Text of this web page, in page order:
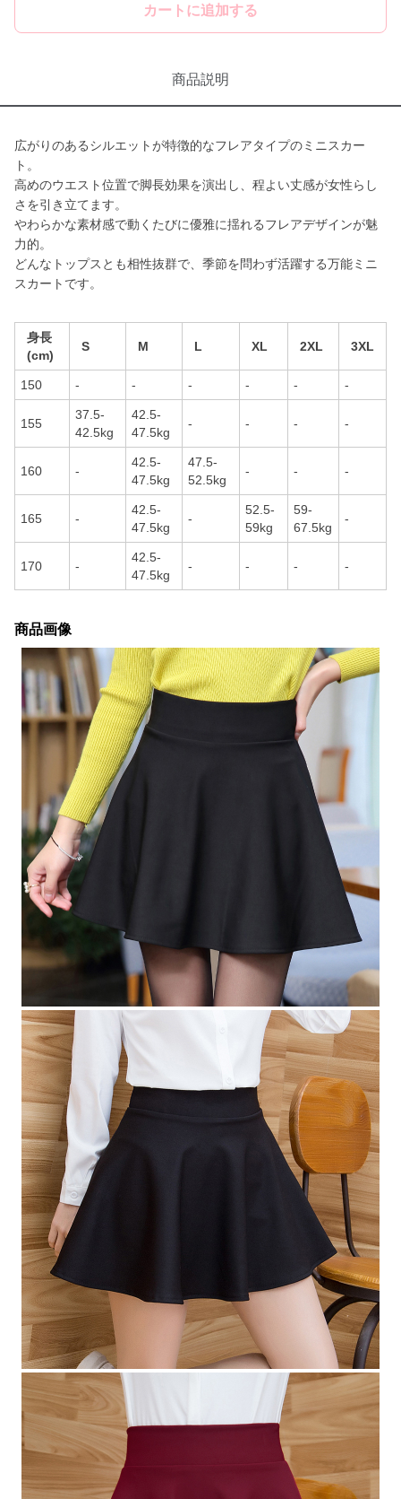
カートに追加する
商品説明
広がりのあるシルエットが特徴的なフレアタイプのミニスカー
ト。
高めのウエスト位置で脚長効果を演出し、程よい丈感が女性らし
さを引き立てます。
やわらかな素材感で動くたびに優雅に揺れるフレアデザインが魅
力的。
どんなトップスとも相性抜群で、季節を問わず活躍する万能ミニ
スカートです。
身長
(cm)
S M L XL 2XL 3XL
150 - - - - - -
155
37.5-
42.5kg
42.5-
47.5kg
- - - -
160 -
42.5-
47.5kg
47.5-
52.5kg
- - -
165 -
42.5-
47.5kg
-
52.5-
59kg
59-
67.5kg
-
170 -
42.5-
47.5kg
- - - -
商品画像